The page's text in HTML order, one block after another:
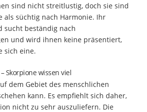
sind nicht streitlustig, doch sie sind
als süchtig nach Harmonie. Ihr
sucht beständig nach
und wird ihnen keine präsentiert,
sich eine.
Skorpione wissen viel
dem Gebiet des menschlichen
kann. Es empfiehlt sich daher,
nicht zu sehr auszuliefern. Die